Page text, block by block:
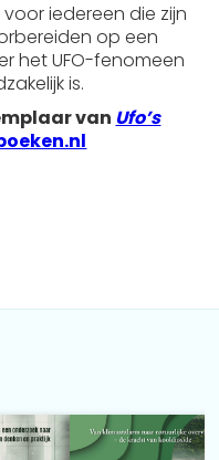
iedereen die zijn
op een
het UFO-fenomeen
is.
van Ufo’s